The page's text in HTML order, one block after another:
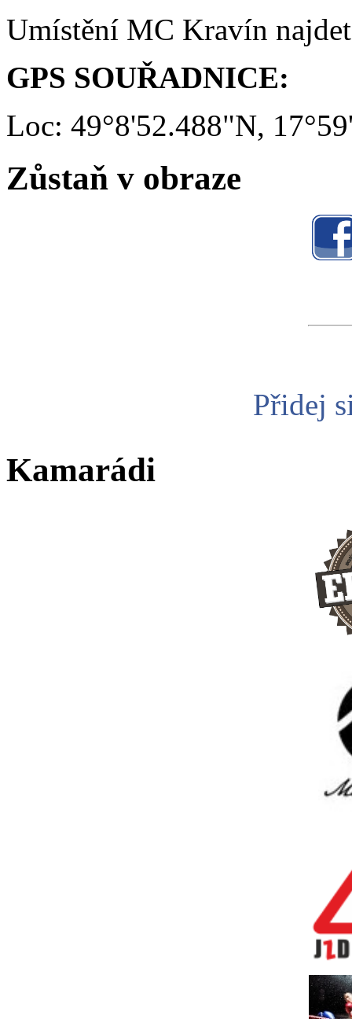
Umístění MC Kravín
GPS SOUŘADNICE:
Loc: 49°8'52.488"N,
Zůstaň v obraze
Přidej
Kamarádi